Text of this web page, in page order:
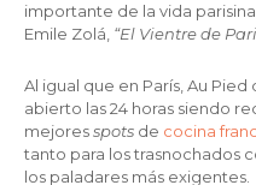
importante de la vida
Emile Zolá, “El Vientre de
Al igual que en París, Au
abierto las 24 horas siendo
mejoresspots de cocina
tanto para los trasnochados
los paladares más exigentes.